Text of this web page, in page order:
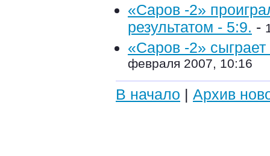
«Саров -2»
результатом - 5:9. -
«Саров -2»
февраля 2007, 10:16
В начало | Архив